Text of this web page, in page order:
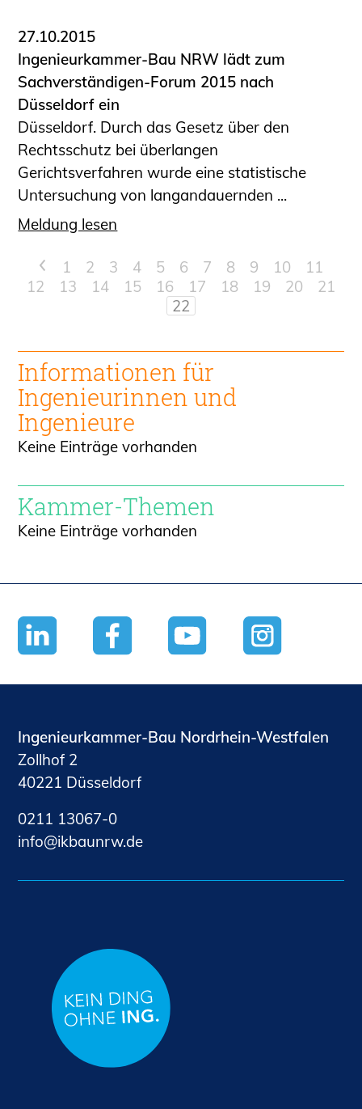
27.10.2015
Ingenieurkammer-Bau NRW lädt zum
Sachverständigen-Forum 2015 nach
Düsseldorf ein
Düsseldorf. Durch das Gesetz über den
Rechtsschutz bei überlangen
Gerichtsverfahren wurde eine statistische
Untersuchung von langandauernden ...
Meldung lesen
< 1 2 3 4 5 6 7 8 9 10
11
12
13 14 15 16 17 18 19 20
21
22
Informationen für
Ingenieurinnen und
Ingenieure
Keine Einträge vorhanden
Kammer-Themen
Keine Einträge vorhanden
Ingenieurkammer-Bau Nordrhein-Westfalen
Zollhof 2
40221 Düsseldorf
0211 13067-0
nf
kb nrwd